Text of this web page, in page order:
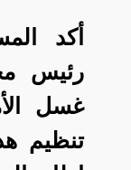
أكد
رئيس
غسل
تنظيم